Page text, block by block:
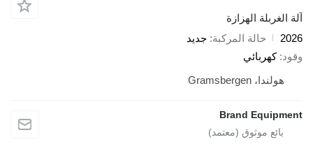
الغربلة الهزازة
حالة المركبة جديد
كهربائي
هولندا، Gramsbergen
Brand